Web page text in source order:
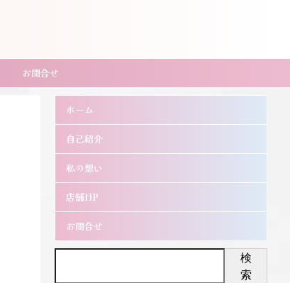
お問合せ
ホーム
自己紹介
私の想い
店舗HP
お問合せ
検
索